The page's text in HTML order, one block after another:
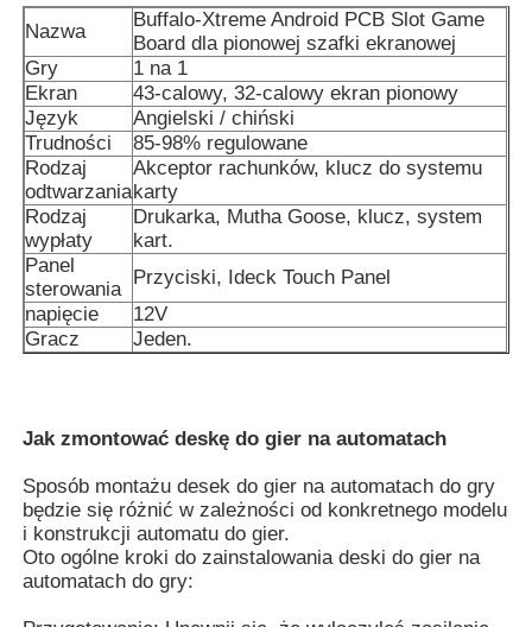
Produkty
Filmy
O nas
Wycieczka po fabryce
Kontrola jakości
plansza do gry w automaty
Nazwa
Buffalo-Xtreme Android PCB Slot Game
Board dla pionowej szafki ekranowej
Gry
1 na 1
Ekran
43-calowy, 32-calowy ekran pionowy
Język
Angielski / chiński
Trudności
85-98% regulowane
Rodzaj
odtwarzania
Akceptor rachunków, klucz do systemu
karty
Rodzaj
wypłaty
Drukarka, Mutha Goose, klucz, system
kart.
Panel
sterowania
Przyciski, Ideck Touch Panel
napięcie
12V
Gracz
Jeden.
Jak zmontować deskę do gier na automatach
Sposób montażu desek do gier na automatach do gry
będzie się różnić w zależności od konkretnego modelu
i konstrukcji automatu do gier.
Oto ogólne kroki do zainstalowania deski do gier na
automatach do gry: